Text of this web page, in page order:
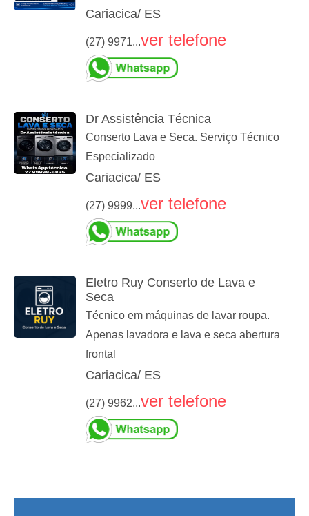
Cariacica/ ES
(27) 9971...ver telefone
Dr Assistência Técnica
Conserto Lava e Seca. Serviço Técnico
Especializado
Cariacica/ ES
(27) 9999...ver telefone
Eletro Ruy Conserto de Lava e
Seca
Técnico em máquinas de lavar roupa.
Apenas lavadora e lava e seca abertura
frontal
Cariacica/ ES
(27) 9962...ver telefone